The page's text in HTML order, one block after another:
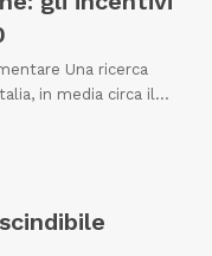
Una ricerca
in media circa il…